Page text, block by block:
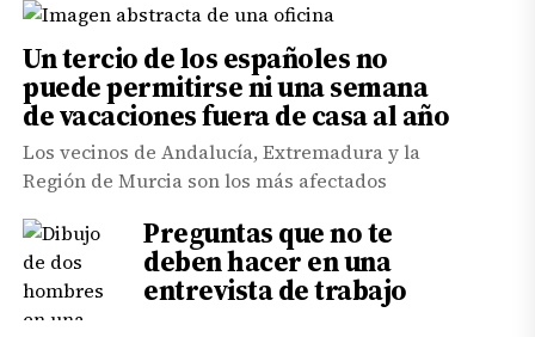
Un tercio de los españoles no
puede permitirse ni una semana
de vacaciones fuera de casa al año
Los vecinos de Andalucía, Extremadura y la
Región de Murcia son los más afectados
Preguntas que no te
deben hacer en una
entrevista de trabajo